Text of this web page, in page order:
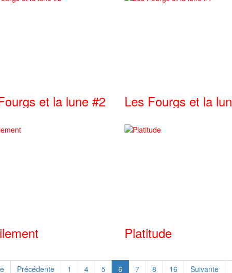
et la lune #2 Les Fourgs et la
Platitude
Précédente 1 4 5 6 7 8 16 Suivante